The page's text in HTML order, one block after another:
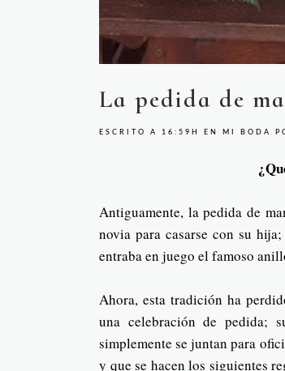
La pedida de
ESCRITO A 16:59H EN MI BODA
Antiguamente, la pedida de
novia para casarse con su
entraba en juego el famoso
Ahora, esta tradición ha
una celebración de pedida;
simplemente se juntan para
y que se hacen los siguientes